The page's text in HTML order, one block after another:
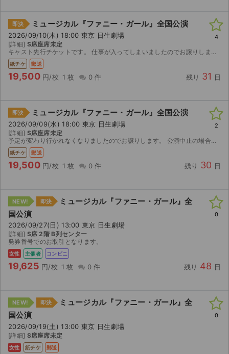
即決 ミュージカル『ファニー・ガール』全国公演
2026/09/10(木) 18:00 東京 日生劇場
[詳細] S席座席未定
キャスト先行チケットです。 仕事が入ってしまいましたのでお譲りします。
紙チケ 郵送
19,500 円/枚 1 枚 0 件 残り 31 日
4
即決 ミュージカル『ファニー・ガール』全国公演
2026/09/09(水) 18:00 東京 日生劇場
[詳細] S席座席未定
予定が変わり行かれなくなりましたのでお譲りします。 公演中止の場合には、手数料、送料以外を返金対応致します。
紙チケ 郵送
19,500 円/枚 1 枚 0 件 残り 30 日
2
NEW! 即決
ミュージカル『ファニー・ガール』全
国公演
2026/09/27(日) 13:00 東京 日生劇場
[詳細] S席 2階 B列センター
発券番号でのお取引となります。
女性 主催者 コンビニ
19,625 円/枚 1 枚 0 件 残り 48 日
0
NEW! 即決
ミュージカル『ファニー・ガール』全
国公演
2026/09/19(土) 13:00 東京 日生劇場
[詳細] S席座席未定
女性 紙チケ 郵送
0